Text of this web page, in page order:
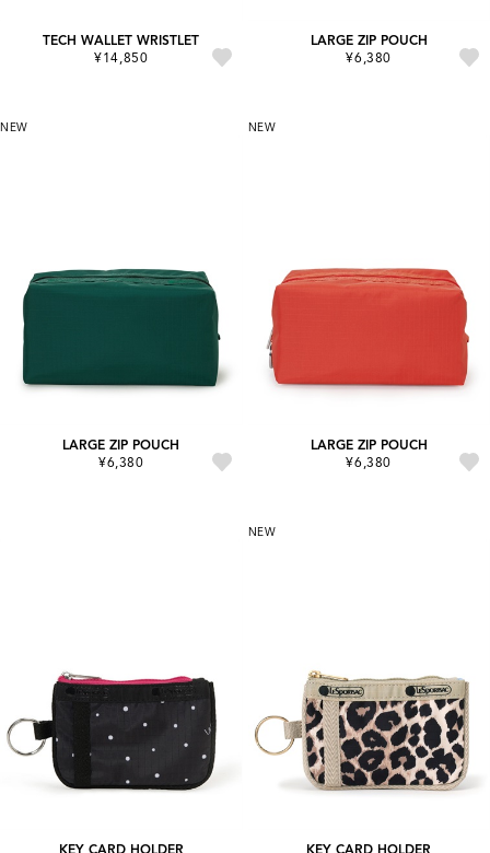
TECH WALLET WRISTLET
¥14,850
LARGE ZIP POUCH
¥6,380
NEW
LARGE ZIP POUCH
¥6,380
NEW
LARGE ZIP POUCH
¥6,380
KEY CARD HOLDER
NEW
KEY CARD HOLDER